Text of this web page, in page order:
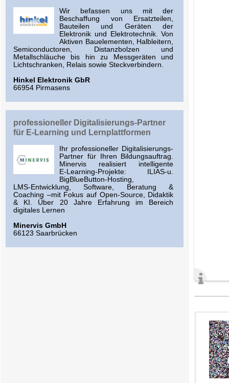
Wir befassen uns mit der
Beschaffung von Ersatzteilen,
Bauteilen und Geräten der
Elektronik und Elektrotechnik. Von
Aktiven Bauelementen, Halbleitern,
Semiconductoren, Distanzbolzen und
Metallschläuche bis hin zu Messgeräten und
Lichtschranken, Relais sowie Steckverbindern.
Hinkel Elektronik GbR
66954 Pirmasens
professioneller Digitalisierungs-Partner
für E-Learning und Lernplattformen
Ihr professioneller Digitalisierungs-
Partner für Ihren Bildungsauftrag.
Minervis realisiert intelligente
E‑Learning‑Projekte: ILIAS-u.
BigBlueButton‑Hosting,
LMS‑Entwicklung, Software, Beratung &
Coaching –mit Fokus auf Open‑Source, Didaktik
& KI. Über 20 Jahre Erfahrung im Bereich
digitales Lernen
Minervis GmbH
66123 Saarbrücken